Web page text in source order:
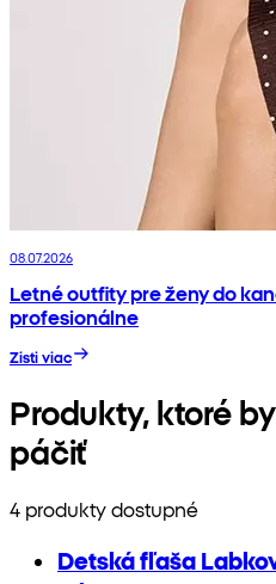
08.07.2026
Letné outfity pre ženy do
profesionálne
Zisti viac
Produkty, ktoré
páčiť
4 produkty dostupné
Detská fľaša